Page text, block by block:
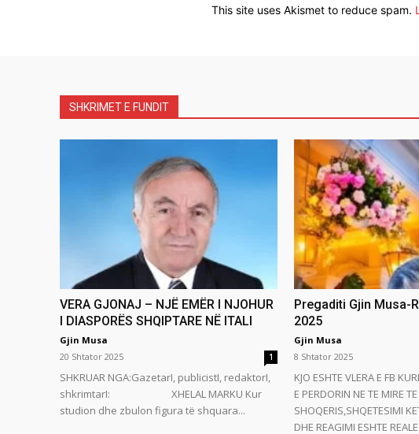
This site uses Akismet to reduce spam.
SHKRIMET E FUNDIT
VERA GJONAJ – NJË EMËR I NJOHUR
I DIASPORËS SHQIPTARE NË ITALI
Gjin Musa
20 Shtator 2025
1
SHKRUAR NGA:GazetarI, publicistI, redaktorI,
shkrimtarI: XHELAL MARKU Kur
studion dhe zbulon figura të shquara...
Pregaditi Gjin Musa-
2025
Gjin Musa
8 Shtator 2025
KJO ESHTE VLERA E FB
E PERDORIN NE TE MIRE TE
SHOQERIS,SHQETESIMI
DHE REAGIMI ESHTE